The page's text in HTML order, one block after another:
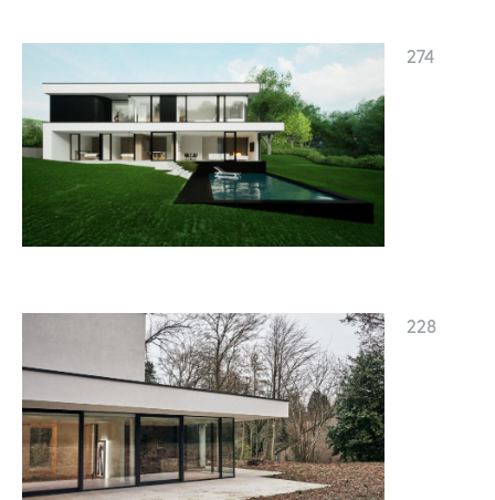
274
228